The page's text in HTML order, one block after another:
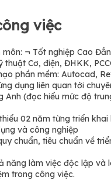
việc
môn: ¬ Tốt nghiệp Cao
thuật Cơ, điện, ĐHKK,
phần mềm: Autocad,
dụng liên quan tới
Anh (đọc hiểu mức độ
02 năm từng triển
và công nghiệp
chuẩn, tiêu chuẩn về
năng làm việc độc lập và
trong công việc.